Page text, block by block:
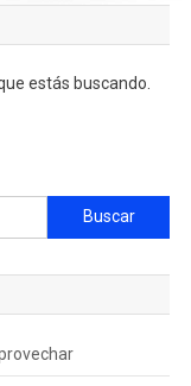
estás buscando.